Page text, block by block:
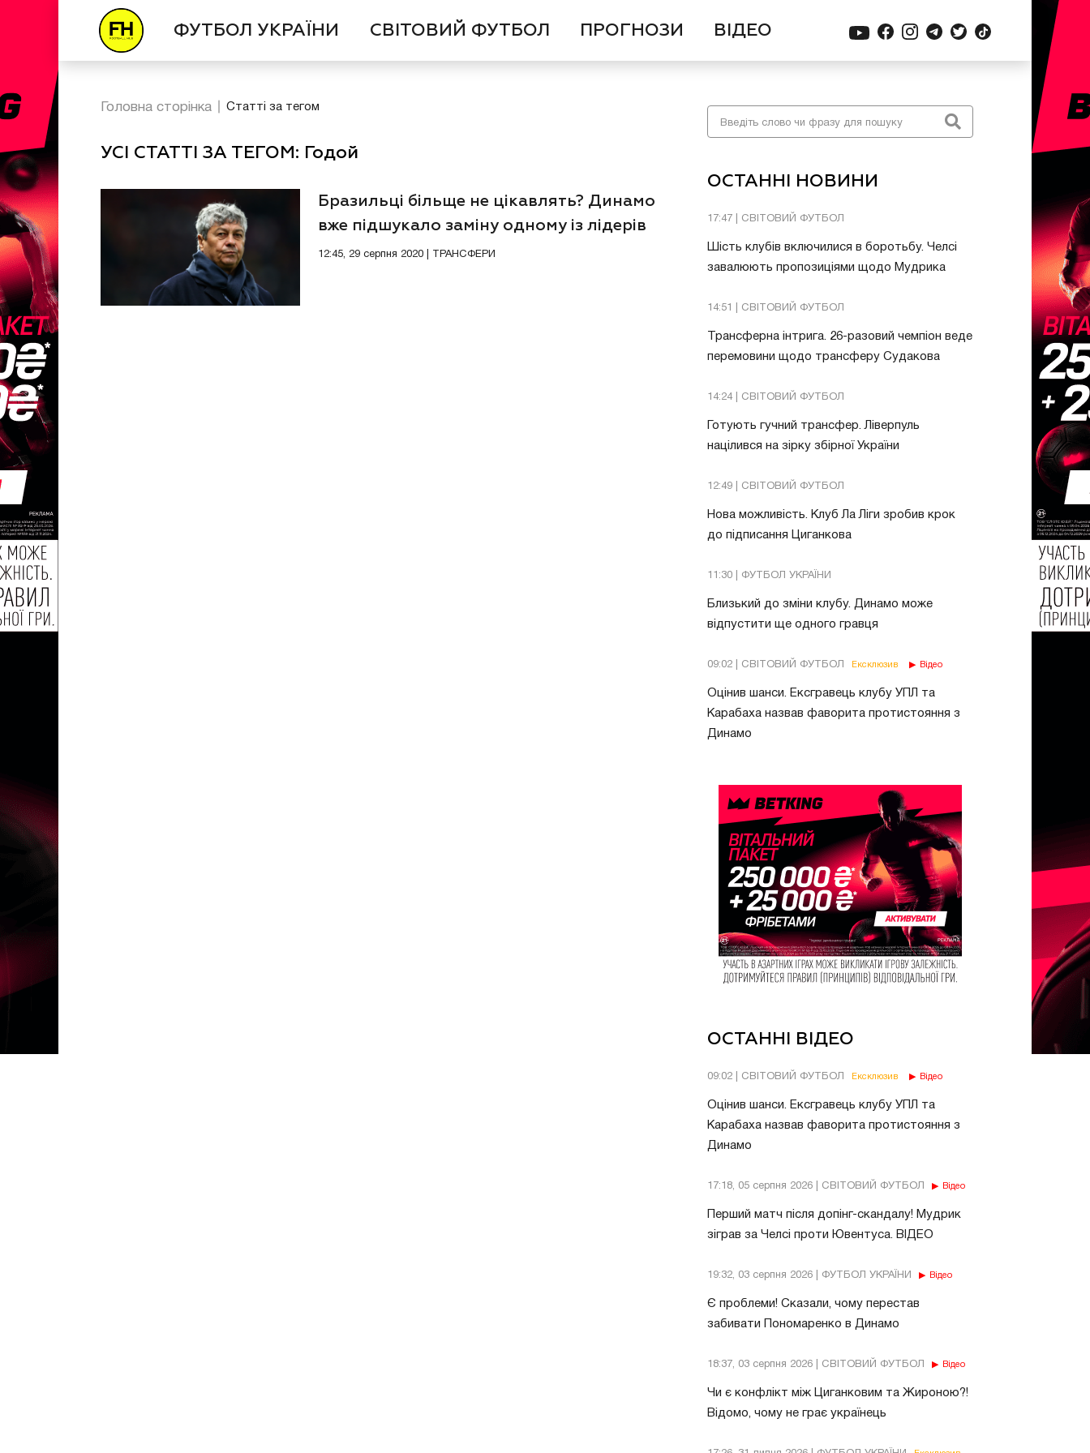
ФУТБОЛ УКРАЇНИ СВІТОВИЙ ФУТБОЛ ПРОГНОЗИ ВІДЕО
ОСТАННІ НОВИНИ
17:47 | СВІТОВИЙ ФУТБОЛ
Шість клубів включилися в боротьбу. Челсі
завалюють пропозиціями щодо Мудрика
14:51 | СВІТОВИЙ ФУТБОЛ
Трансферна інтрига. 26-разовий чемпіон веде
перемовини щодо трансферу Судакова
14:24 | СВІТОВИЙ ФУТБОЛ
Готують гучний трансфер. Ліверпуль
націлився на зірку збірної України
12:49 | СВІТОВИЙ ФУТБОЛ
Нова можливість. Клуб Ла Ліги зробив крок
до підписання Циганкова
11:30 | ФУТБОЛ УКРАЇНИ
Близький до зміни клубу. Динамо може
відпустити ще одного гравця
09:02 | СВІТОВИЙ ФУТБОЛ Ексклюзив Відео
Оцінив шанси. Ексгравець клубу УПЛ та
Карабаха назвав фаворита протистояння з
Динамо
ОСТАННІ ВІДЕО
09:02 | СВІТОВИЙ ФУТБОЛ Ексклюзив Відео
Оцінив шанси. Ексгравець клубу УПЛ та
Карабаха назвав фаворита протистояння з
Динамо
17:18, 05 серпня 2026 | СВІТОВИЙ ФУТБОЛ Відео
Перший матч після допінг-скандалу! Мудрик
зіграв за Челсі проти Ювентуса. ВІДЕО
19:32, 03 серпня 2026 | ФУТБОЛ УКРАЇНИ Відео
Є проблеми! Сказали, чому перестав
забивати Пономаренко в Динамо
18:37, 03 серпня 2026 | СВІТОВИЙ ФУТБОЛ Відео
Чи є конфлікт між Циганковим та Жироною?!
Відомо, чому не грає українець
Головна сторінка Статті за тегом
УСІ СТАТТІ ЗА ТЕГОМ: Годой
Бразильці більще не цікавлять? Динамо
вже підшукало заміну одному із лідерів
команди
12:45, 29 серпня 2020 | ТРАНСФЕРИ